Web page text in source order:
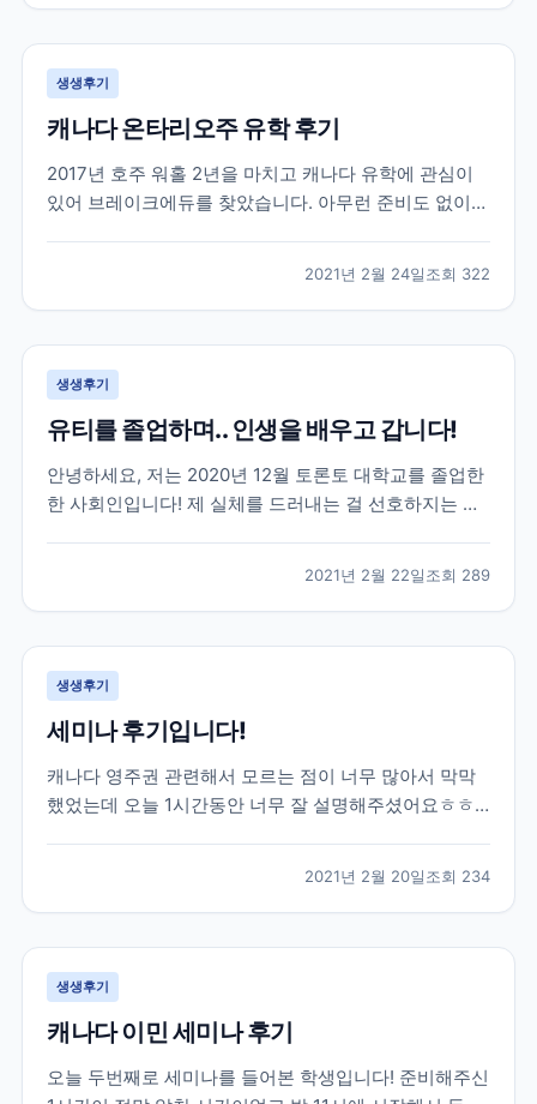
다하여 상담을 해 주셨습니다. 불안감에 가득차고...
생생후기
캐나다 온타리오주 유학 후기
2017년 호주 워홀 2년을 마치고 캐나다 유학에 관심이
있어 브레이크에듀를 찾았습니다. 아무런 준비도 없이
요. 캐나다에 있는 여러 학교들과 학과들중에 저에게 맞
는 학교를 추천해주시고 그후로 필요한게 무엇인지 언제
까...
2021년 2월 24일조회 322
생생후기
유티를 졸업하며.. 인생을 배우고 갑니다!
안녕하세요, 저는 2020년 12월 토론토 대학교를 졸업한
한 사회인입니다! 제 실체를 드러내는 걸 선호하지는 않
권태원 실장님의 도움을 받아 토론토 대학교에 진학을
하게 되었습니다. 대학 진학 문제로 고민이 많았...
2021년 2월 22일조회 289
생생후기
세미나 후기입니다!
캐나다 영주권 관련해서 모르는 점이 너무 많아서 막막
했었는데 오늘 1시간동안 너무 잘 설명해주셨어요ㅎㅎ
2021년 2월 20일조회 234
생생후기
캐나다 이민 세미나 후기
오늘 두번째로 세미나를 들어본 학생입니다! 준비해주신